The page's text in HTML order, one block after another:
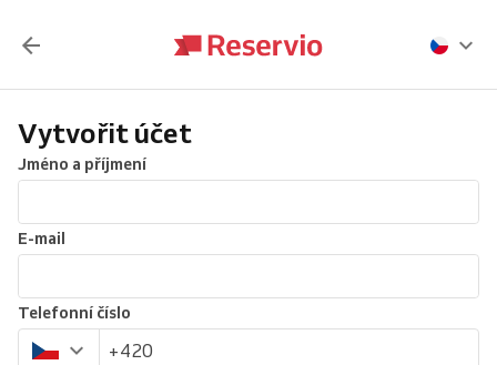
Vytvořit účet
Jméno a příjmení
E-mail
Telefonní číslo